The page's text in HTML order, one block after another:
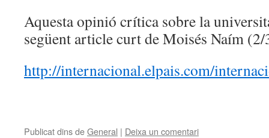
Aquesta opinió crítica sobre la
següent article curt de Moisés Naím
http://internacional.elpais.com/
Publicat dins deGeneral | Deixa un comentari